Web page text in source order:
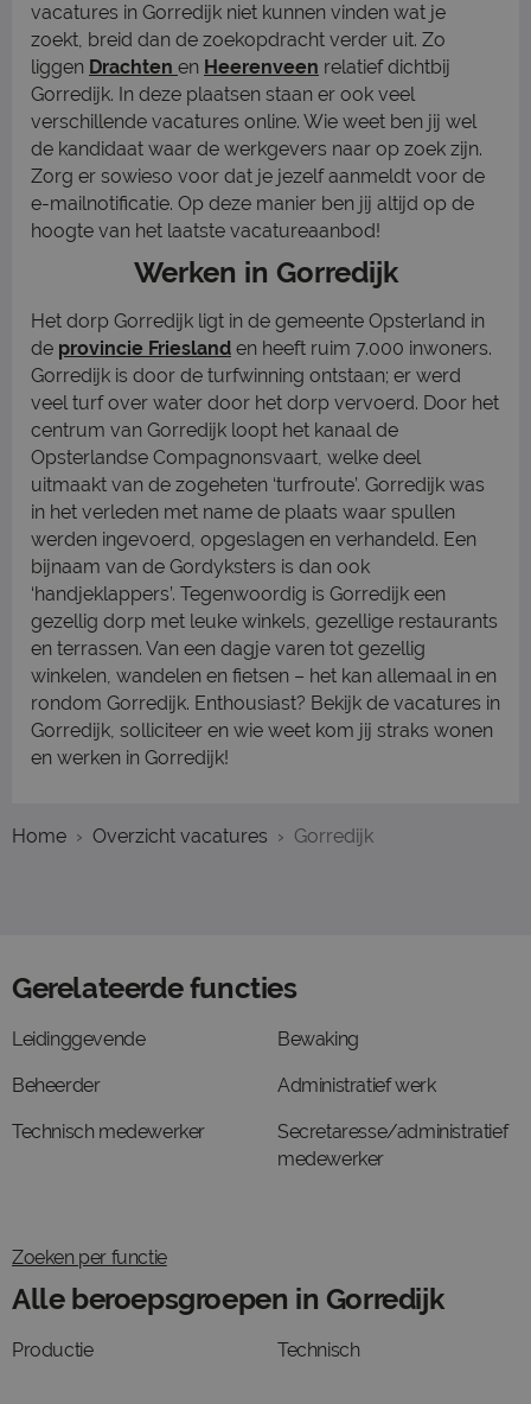
vacatures in Gorredijk niet kunnen vinden wat je
zoekt, breid dan de zoekopdracht verder uit. Zo
liggen Drachten en Heerenveen relatief dichtbij
Gorredijk. In deze plaatsen staan er ook veel
verschillende vacatures online. Wie weet ben jij wel
de kandidaat waar de werkgevers naar op zoek zijn.
Zorg er sowieso voor dat je jezelf aanmeldt voor de
e-mailnotificatie. Op deze manier ben jij altijd op de
hoogte van het laatste vacatureaanbod!
Werken in Gorredijk
Het dorp Gorredijk ligt in de gemeente Opsterland in
de provincie Friesland en heeft ruim 7.000 inwoners.
Gorredijk is door de turfwinning ontstaan; er werd
veel turf over water door het dorp vervoerd. Door het
centrum van Gorredijk loopt het kanaal de
Opsterlandse Compagnonsvaart, welke deel
uitmaakt van de zogeheten ‘turfroute’. Gorredijk was
in het verleden met name de plaats waar spullen
werden ingevoerd, opgeslagen en verhandeld. Een
bijnaam van de Gordyksters is dan ook
‘handjeklappers’. Tegenwoordig is Gorredijk een
gezellig dorp met leuke winkels, gezellige restaurants
en terrassen. Van een dagje varen tot gezellig
winkelen, wandelen en fietsen – het kan allemaal in en
rondom Gorredijk. Enthousiast? Bekijk de vacatures in
Gorredijk, solliciteer en wie weet kom jij straks wonen
en werken in Gorredijk!
Home Overzicht vacatures Gorredijk
Gerelateerde functies
Leidinggevende
Beheerder
Technisch medewerker
Bewaking
Administratief werk
Secretaresse/administratief
medewerker
Zoeken per functie
Alle beroepsgroepen in Gorredijk
Productie Technisch